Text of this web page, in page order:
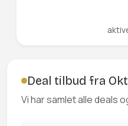
Deal tilbud fra
Vi har samlet alle deals